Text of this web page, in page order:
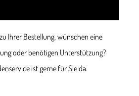
Ihrer Bestellung, wünschen eine
oder benötigen Unterstützung?
ist gerne für Sie da.